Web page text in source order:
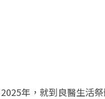
2025年，就到良醫生活